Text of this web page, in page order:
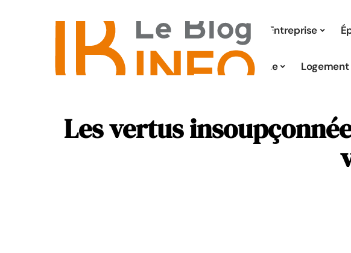
Actus Entreprise
Informatique Logement
Les vertus